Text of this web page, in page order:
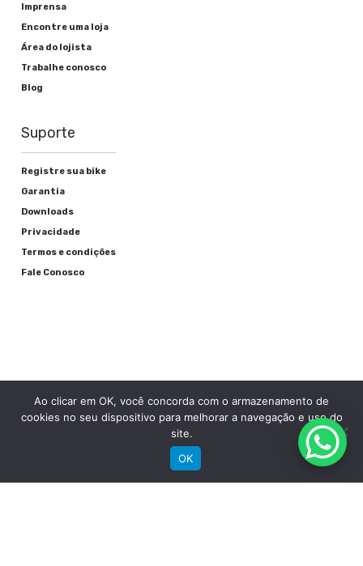
Imprensa
Encontre uma loja
Área do lojista
Trabalhe conosco
Blog
Suporte
Registre sua bike
Garantia
Downloads
Privacidade
Termos e condições
Fale Conosco
RECEBA NOSSAS NOVIDADES POR E-MAIL
Ao clicar em OK, você concorda com o armazenamento de
cookies no seu dispositivo para melhorar a navegação e uso do
site.
OK